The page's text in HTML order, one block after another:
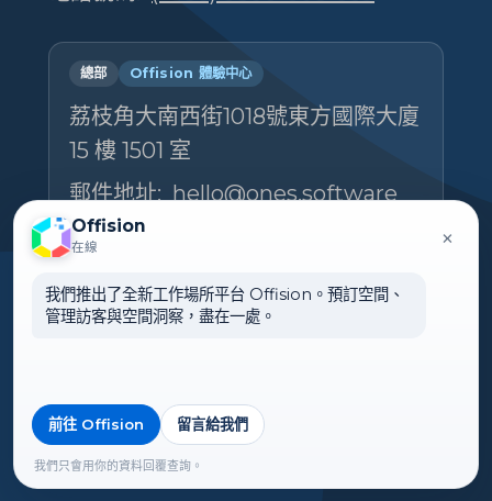
總部 Offision 體驗中心
荔枝角大南西街1018號東方國際大廈
15 樓 1501 室
郵件地址: hello@ones.software
電話號碼:
©2026 ONES Software Ltd. All
rights reserved.
Offision
在線 ×
我們推出了全新工作場所平台 Offision。預訂空間、
管理訪客與空間洞察，盡在一處。
前往 Offision 留言給我們
我們只會用你的資料回覆查詢。